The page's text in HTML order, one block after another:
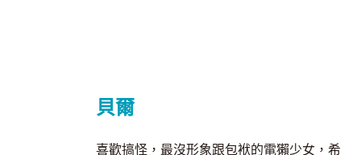
貝爾
喜歡搞怪，最沒形象跟包袱的電獺少女，希